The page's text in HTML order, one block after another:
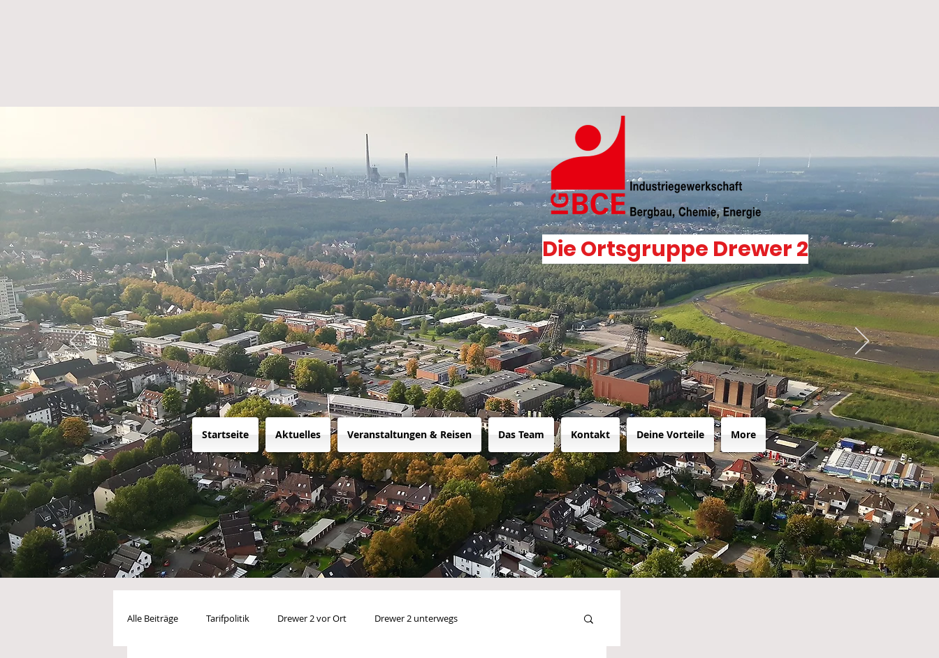
Alle Beiträge Tarifpolitik Drewer 2 vor Ort Drewer 2 unterwegs
Die Ortsgruppe Drewer 2
Startseite Aktuelles Veranstaltungen & Reisen Das Team Kontakt Deine Vorteile More